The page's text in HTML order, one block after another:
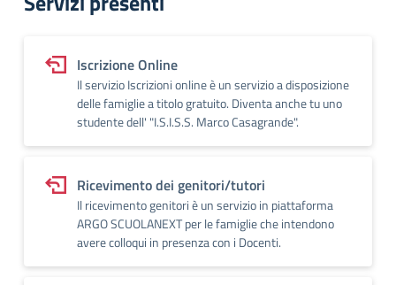
Iscrizione Online
Il servizio Iscrizioni online è un servizio a disposizione
delle famiglie a titolo gratuito. Diventa anche tu uno
studente dell' "I.S.I.S.S. Marco Casagrande".
Ricevimento dei genitori/tutori
Il ricevimento genitori è un servizio in piattaforma
ARGO SCUOLANEXT per le famiglie che intendono
avere colloqui in presenza con i Docenti.